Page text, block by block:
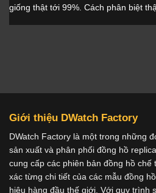
giống thật tới 99%. Cách phân biệt
Giới thiệu DWatch Factory
DWatch Factory là một trong những
sản xuất và phân phối đồng hồ
cung cấp các phiên bản đồng hồ chế
xác từng chi tiết của các mẫu đồng
hiệu hàng đầu thế giới. Với quy trình